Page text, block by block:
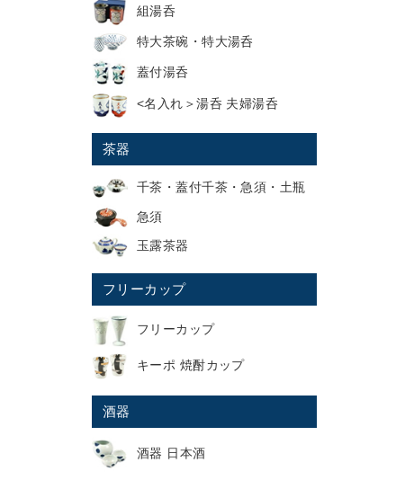
組湯呑
特大茶碗・特大湯呑
蓋付湯呑
<名入れ＞湯呑 夫婦湯呑
茶器
千茶・蓋付千茶・急須・土瓶
急須
玉露茶器
フリーカップ
フリーカップ
キーポ 焼酎カップ
酒器
酒器 日本酒